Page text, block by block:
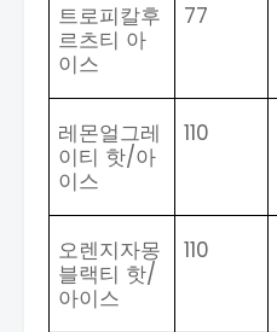
트로피칼후
르츠티 아
이스
77
레몬얼그레
이티 핫/아
이스
110
오렌지자몽
블랙티 핫/
아이스
110